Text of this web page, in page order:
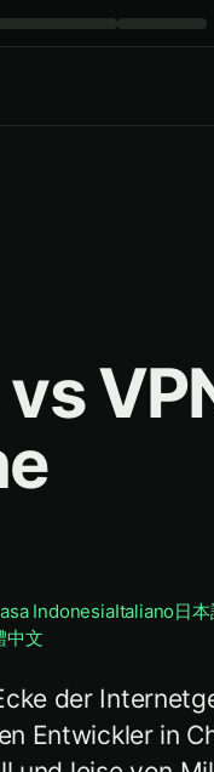
IndonesiaItaliano日
中文
der
Entwickler in